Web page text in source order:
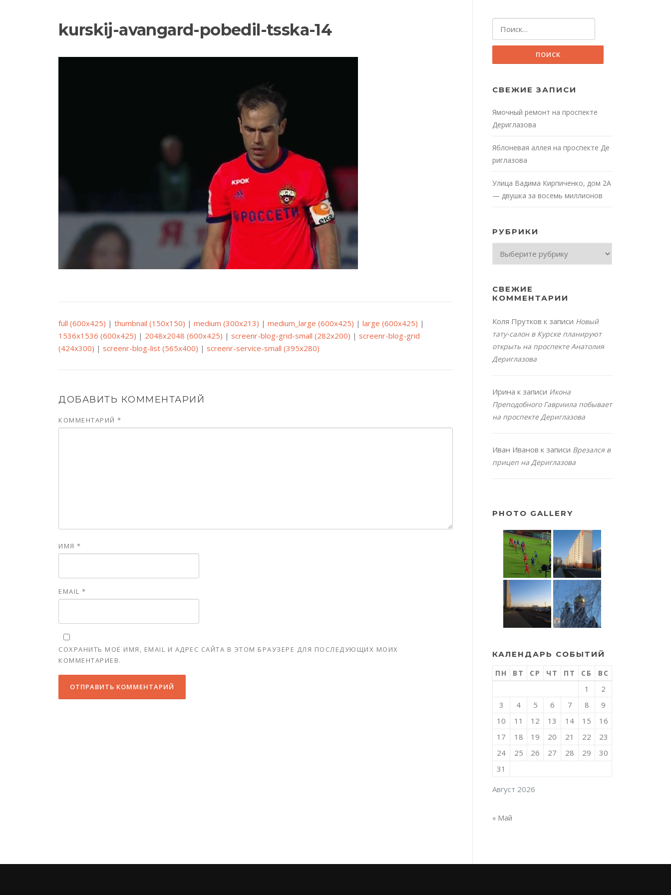
kurskij-avangard-pobedil-tsska-14
full (600x425) | thumbnail (150x150) | medium (300x213) | medium_large (600x425) | large (600x425) |
1536x1536 (600x425) | 2048x2048 (600x425) | screenr-blog-grid-small (282x200) | screenr-blog-grid
(424x300) | screenr-blog-list (565x400) | screenr-service-small (395x280)
ДОБАВИТЬ КОММЕНТАРИЙ
КОММЕНТАРИЙ *
ИМЯ *
EMAIL *
СОХРАНИТЬ МОЁ ИМЯ, EMAIL И АДРЕС САЙТА В ЭТОМ БРАУЗЕРЕ ДЛЯ ПОСЛЕДУЮЩИХ МОИХ
КОММЕНТАРИЕВ.
СВЕЖИЕ ЗАПИСИ
Ямочный ремонт на проспекте
Дериглазова
Яблоневая аллея на проспекте Де
риглазова
Улица Вадима Кирпиченко, дом 2А
— двушка за восемь миллионов
РУБРИКИ
СВЕЖИЕ
КОММЕНТАРИИ
Коля Прутков к записи Новый
тату-салон в Курске планируют
открыть на проспекте Анатолия
Дериглазова
Ирина к записи Икона
Преподобного Гавриила побывает
на проспекте Дериглазова
Иван Иванов к записи Врезался в
прицеп на Дериглазова
PHOTO GALLERY
КАЛЕНДАРЬ СОБЫТИЙ
Август 2026
ПН ВТ СР ЧТ ПТ СБ ВС
1
2
3
4 5 6 7 8
9
10
11 12 13 14 15
16
17
18 19 20 21 22
23
24
25 26 27 28 29
30
31
« Май